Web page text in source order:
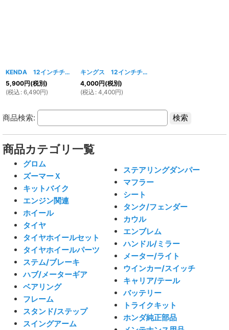
KENDA 12インチチューブレスタイヤ 130/70-12
5,900円(税別)
(税込 : 6,490円)
キングス 12インチチューブレスタイヤ 130/70-12
4,000円(税別)
(税込 : 4,400円)
商品検索:
商品カテゴリ一覧
グロム
ズーマーＸ
キットバイク
エンジン関連
ホイール
タイヤ
タイヤホイールセット
タイヤホイールパーツ
ステム/ブレーキ
ハブ/メーターギア
ベアリング
フレーム
スタンド/ステップ
スイングアーム
ステアリングダンパー
マフラー
シート
タンク/フェンダー
カウル
エンブレム
ハンドル/ミラー
メーター/ライト
ウインカー/スイッチ
キャリア/テール
バッテリー
トライクキット
ホンダ純正部品